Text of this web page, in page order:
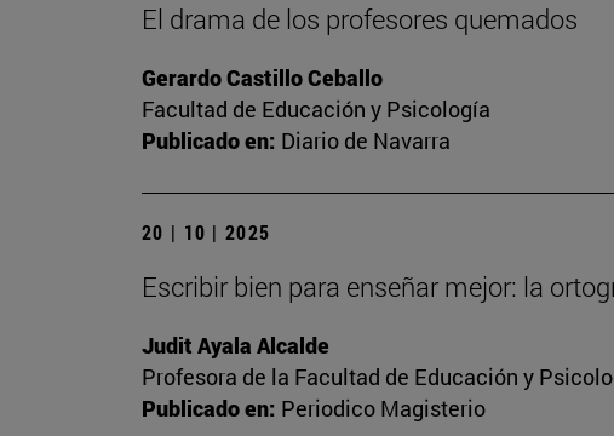
El drama de los profesores quemados
Gerardo Castillo Ceballo
Facultad de Educación y Psicología
Publicado en: Diario de Navarra
20 | 10 | 2025
Escribir bien para enseñar mejor: la
Judit Ayala Alcalde
Profesora de la Facultad de Educación y
Publicado en: Periodico Magisterio